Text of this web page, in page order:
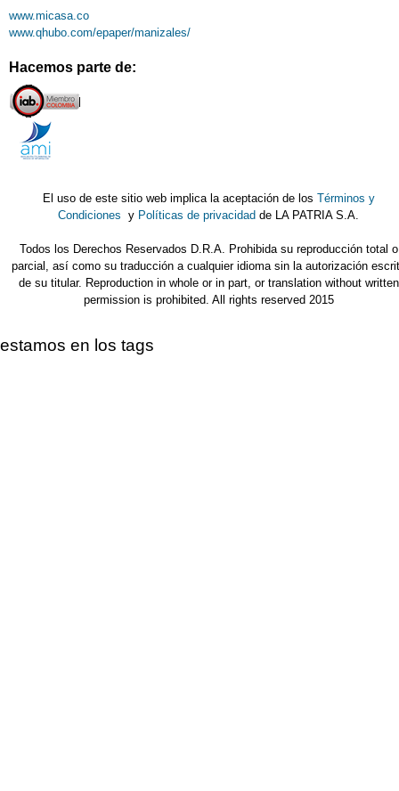
www.micasa.co
www.qhubo.com/epaper/manizales/
Hacemos parte de:
El uso de este sitio web implica la aceptación de los Términos y
Condiciones y Políticas de privacidad de LA PATRIA S.A.
Todos los Derechos Reservados D.R.A. Prohibida su reproducción total o
parcial, así como su traducción a cualquier idioma sin la autorización
de su titular. Reproduction in whole or in part, or translation without written
permission is prohibited. All rights reserved 2015
estamos en los tags